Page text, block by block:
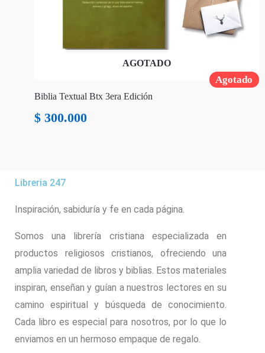
Agotado
AGOTADO
Biblia Textual Btx 3era Edición
$ 300.000
Libreria 247
Inspiración, sabiduría y fe en cada página.
Somos una librería cristiana especializada en
productos religiosos cristianos, ofreciendo una
amplia variedad de libros y biblias. Estos materiales
inspiran, enseñan y guían a nuestros lectores en su
camino espiritual y búsqueda de conocimiento.
Cada libro es especial para nosotros, por lo que lo
enviamos en un hermoso empaque de regalo.